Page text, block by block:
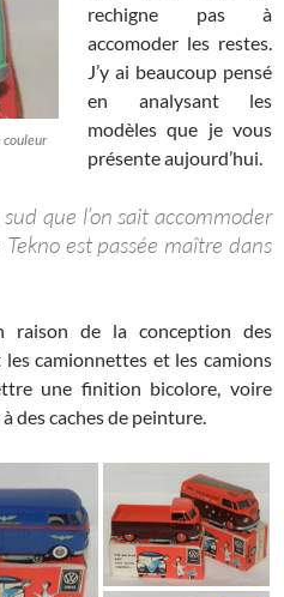
couleur
rechigne pas à
accomoder les restes.
J’y ai beaucoup pensé
en analysant les
modèles que je vous
présente aujourd’hui.
que l’on sait accommoder
est passée maître dans
raison de la conception des
camionnettes et les camions
une finition bicolore, voire
des caches de peinture.